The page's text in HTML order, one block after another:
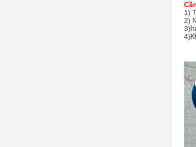
1)
2)
3)
4)